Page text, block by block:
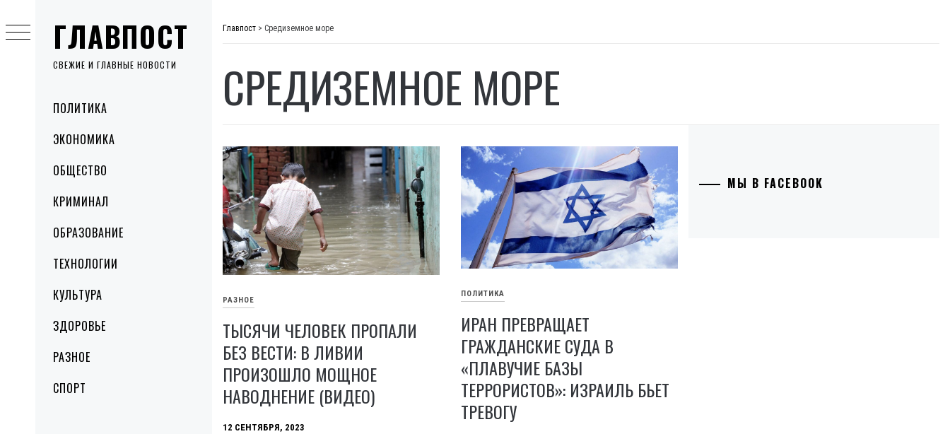
ГЛАВПОСТ
СВЕЖИЕ И ГЛАВНЫЕ НОВОСТИ
MenuПОЛИТИКА
ЭКОНОМИКА
ОБЩЕСТВО
КРИМИНАЛ
ОБРАЗОВАНИЕ
ТЕХНОЛОГИИ
КУЛЬТУРА
ЗДОРОВЬЕ
РАЗНОЕ
СПОРТ
to
content
Главпост > Средиземное море
СРЕДИЗЕМНОЕ МОРЕ
РАЗНОЕ
ТЫСЯЧИ ЧЕЛОВЕК ПРОПАЛИ
БЕЗ ВЕСТИ: В ЛИВИИ
ПРОИЗОШЛО МОЩНОЕ
НАВОДНЕНИЕ (ВИДЕО)
12 СЕНТЯБРЯ, 2023
ПОЛИТИКА
ИРАН ПРЕВРАЩАЕТ
ГРАЖДАНСКИЕ СУДА В
«ПЛАВУЧИЕ БАЗЫ
ТЕРРОРИСТОВ»: ИЗРАИЛЬ БЬЕТ
ТРЕВОГУ
МЫ В FACEBOOK